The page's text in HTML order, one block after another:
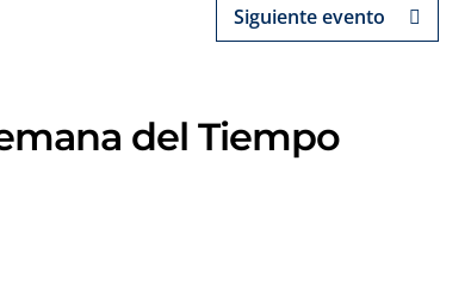
Siguiente evento
del Tiempo